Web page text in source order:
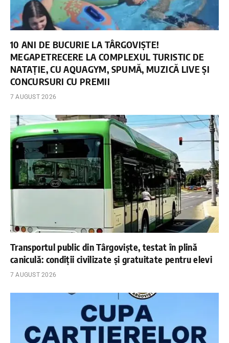
10 ANI DE BUCURIE LA TÂRGOVIȘTE!
MEGAPETRECERE LA COMPLEXUL TURISTIC DE
NATAȚIE, CU AQUAGYM, SPUMĂ, MUZICĂ LIVE ȘI
CONCURSURI CU PREMII
7 AUGUST 2026
Transportul public din Târgoviște, testat în plină
caniculă: condiții civilizate și gratuitate pentru elevi
7 AUGUST 2026